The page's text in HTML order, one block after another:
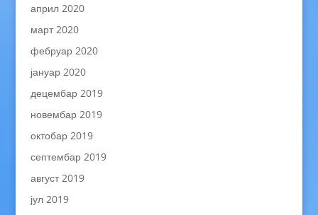
април 2020
март 2020
фебруар 2020
јануар 2020
децембар 2019
новембар 2019
октобар 2019
септембар 2019
август 2019
јул 2019